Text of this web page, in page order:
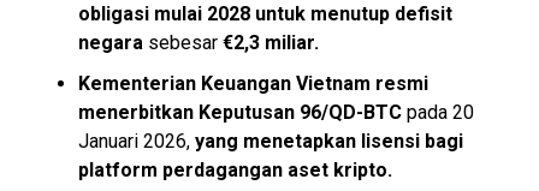
obligasi mulai 2028 untuk menutup defisit
negara sebesar €2,3 miliar.
Kementerian Keuangan Vietnam resmi
menerbitkan Keputusan 96/QD-BTC pada 20
Januari 2026, yang menetapkan lisensi bagi
platform perdagangan aset kripto.